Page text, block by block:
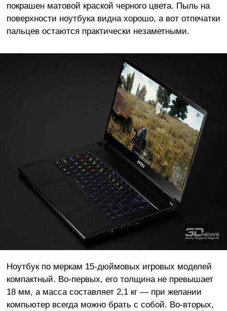
покрашен матовой краской черного цвета. Пыль на
поверхности ноутбука видна хорошо, а вот отпечатки
пальцев остаются практически незаметными.
Ноутбук по меркам 15-дюймовых игровых моделей
компактный. Во-первых, его толщина не превышает
18 мм, а масса составляет 2,1 кг — при желании
компьютер всегда можно брать с собой. Во-вторых,